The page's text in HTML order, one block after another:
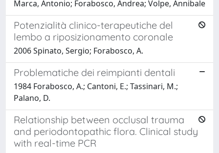
Marca, Antonio; Forabosco, Andrea; Volpe, Annibale
Potenzialità clinico-terapeutiche del
lembo a riposizionamento coronale
2006 Spinato, Sergio; Forabosco, A.
Problematiche dei reimpianti dentali
1984 Forabosco, A.; Cantoni, E.; Tassinari, M.;
Palano, D.
Relationship between occlusal trauma
and periodontopathic flora. Clinical study
with real-time PCR